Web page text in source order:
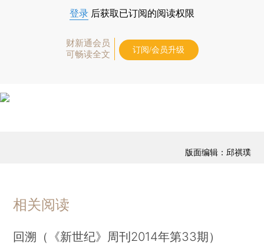
登录 后获取已订阅的阅读权限
财新通会员
可畅读全文
订阅/会员升级
版面编辑：邱祺璞
相关阅读
回溯（《新世纪》周刊2014年第33期）